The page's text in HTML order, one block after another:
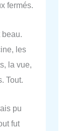
fermés.
beau.
les
la vue,
Tout.
pu
fut